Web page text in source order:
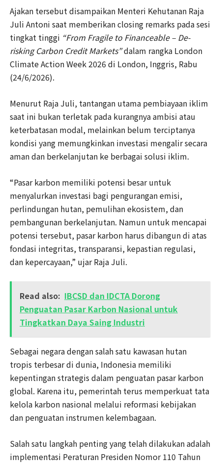
Ajakan tersebut disampaikan Menteri Kehutanan Raja
Juli Antoni saat memberikan closing remarks pada sesi
tingkat tinggi “From Fragile to Financeable – De-
risking Carbon Credit Markets”dalam rangka London
Climate Action Week 2026 di London, Inggris, Rabu
(24/6/2026).
Menurut Raja Juli, tantangan utama pembiayaan iklim
saat ini bukan terletak pada kurangnya ambisi atau
keterbatasan modal, melainkan belum terciptanya
kondisi yang memungkinkan investasi mengalir secara
aman dan berkelanjutan ke berbagai solusi iklim.
“Pasar karbon memiliki potensi besar untuk
menyalurkan investasi bagi pengurangan emisi,
perlindungan hutan, pemulihan ekosistem, dan
pembangunan berkelanjutan. Namun untuk mencapai
potensi tersebut, pasar karbon harus dibangun di atas
fondasi integritas, transparansi, kepastian regulasi,
dan kepercayaan,” ujar Raja Juli.
Read also: IBCSD dan IDCTA Dorong
Penguatan Pasar Karbon Nasional untuk
Tingkatkan Daya Saing Industri
Sebagai negara dengan salah satu kawasan hutan
tropis terbesar di dunia, Indonesia memiliki
kepentingan strategis dalam penguatan pasar karbon
global. Karena itu, pemerintah terus memperkuat tata
kelola karbon nasional melalui reformasi kebijakan
dan penguatan instrumen kelembagaan.
Salah satu langkah penting yang telah dilakukan adalah
implementasi Peraturan Presiden Nomor 110 Tahun